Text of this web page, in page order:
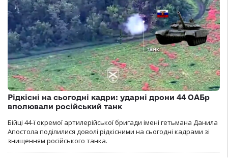
Рідкісні на сьогодні кадри: ударні дрони 44 ОАБр
вполювали російський танк
Бійці 44-ї окремої артилерійської бригади імені гетьмана Данила
Апостола поділилися доволі рідкісними на сьогодні кадрами зі
знищенням російського танка.